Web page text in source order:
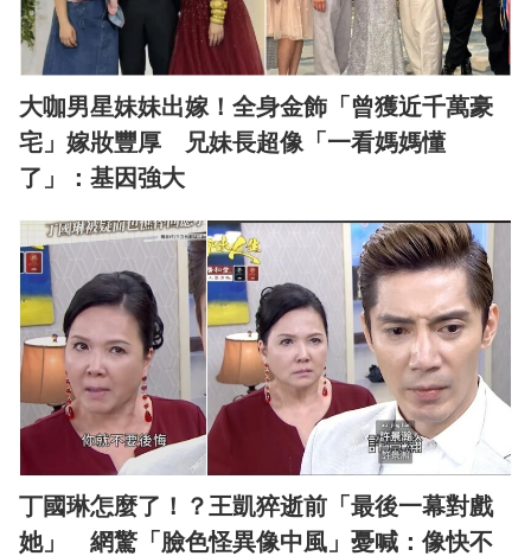
大咖男星妹妹出嫁！全身金飾「曾獲近千萬豪
宅」嫁妝豐厚 兄妹長超像「一看媽媽懂
了」：基因強大
丁國琳怎麼了！？王凱猝逝前「最後一幕對戲
她」 網驚「臉色怪異像中風」憂喊：像快不